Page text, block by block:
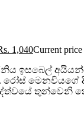
1,040Current
ඉසබෙල්
මෙනවියගේ
කතා ද්ත්වයේ